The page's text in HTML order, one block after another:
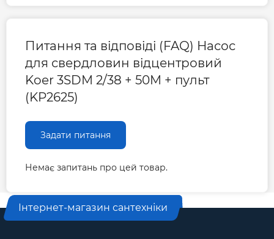
Питання та відповіді (FAQ) Насос
для свердловин відцентровий
Koer 3SDM 2/38 + 50M + пульт
(KP2625)
Задати питання
Немає запитань про цей товар.
Інтернет-магазин сантехніки